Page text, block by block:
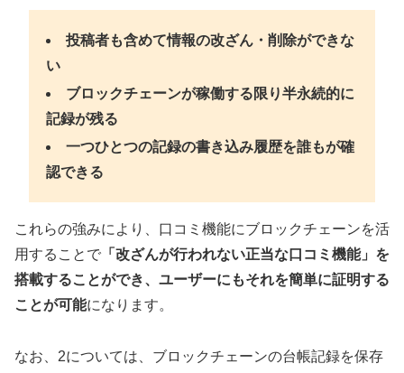
投稿者も含めて情報の改ざん・削除ができな
い
ブロックチェーンが稼働する限り半永続的に
記録が残る
一つひとつの記録の書き込み履歴を誰もが確
認できる
これらの強みにより、口コミ機能にブロックチェーンを活
用することで 「改ざんが行われない正当な口コミ機能」を
搭載することができ、ユーザーにもそれを簡単に証明する
ことが可能になります。
なお、2については、ブロックチェーンの台帳記録を保存